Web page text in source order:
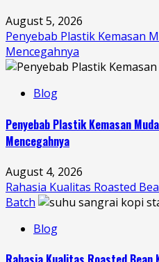
August 5, 2026
Penyebab Plastik Kemasan
Mencegahnya
Blog
Penyebab Plastik Kemasan
Mencegahnya
August 4, 2026
Rahasia Kualitas Roasted
Batch
Blog